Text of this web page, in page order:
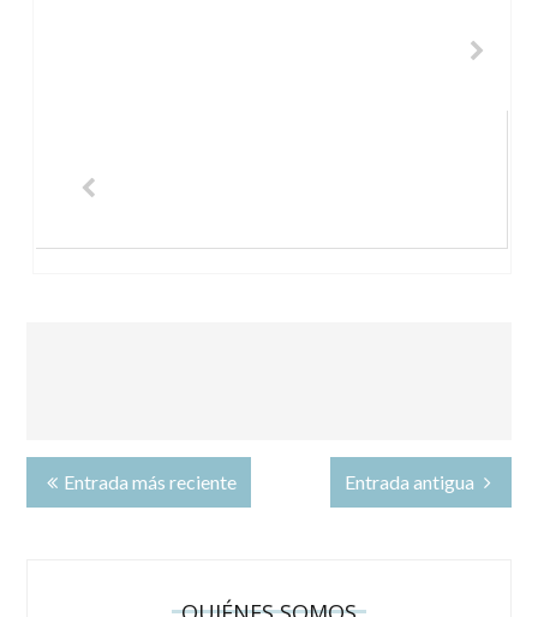
Entrada más reciente Entrada antigua